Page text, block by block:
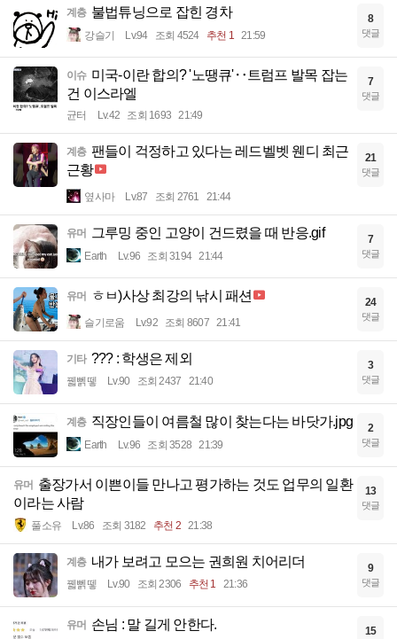
계층 불법튜닝으로 잡힌 경차
강슬기 Lv.94 조회 4524 추천 1 21:59
8
댓글
이슈 미국-이란 합의? '노땡큐'‥트럼프 발목 잡는
건 이스라엘
균터 Lv.42 조회 1693 21:49
7
댓글
계층 팬들이 걱정하고 있다는 레드벨벳 웬디 최근
근황
옆사마 Lv.87 조회 2761 21:44
21
댓글
유머 그루밍 중인 고양이 건드렸을 때 반응.gif
Earth Lv.96 조회 3194 21:44
7
댓글
유머 ㅎㅂ)사상 최강의 낚시 패션
슬기로움 Lv.92 조회 8607 21:41
24
댓글
기타 ??? : 학생은 제외
꿻뻵뗗 Lv.90 조회 2437 21:40
3
댓글
계층 직장인들이 여름철 많이 찾는다는 바닷가.jpg
Earth Lv.96 조회 3528 21:39
2
댓글
유머 출장가서 이쁜이들 만나고 평가하는 것도 업무의 일환
이라는 사람
풀소유 Lv.86 조회 3182 추천 2 21:38
13
댓글
계층 내가 보려고 모으는 권희원 치어리더
꿻뻵뗗 Lv.90 조회 2306 추천 1 21:36
9
댓글
유머 손님 : 말 길게 안한다. 15